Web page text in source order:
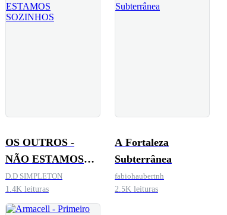
OS OUTROS -
NÃO ESTAMOS
SOZINHOS
D.D SIMPLETON
1.4K leituras
A Fortaleza
Subterrânea
fabiohaubertnh
2.5K leituras